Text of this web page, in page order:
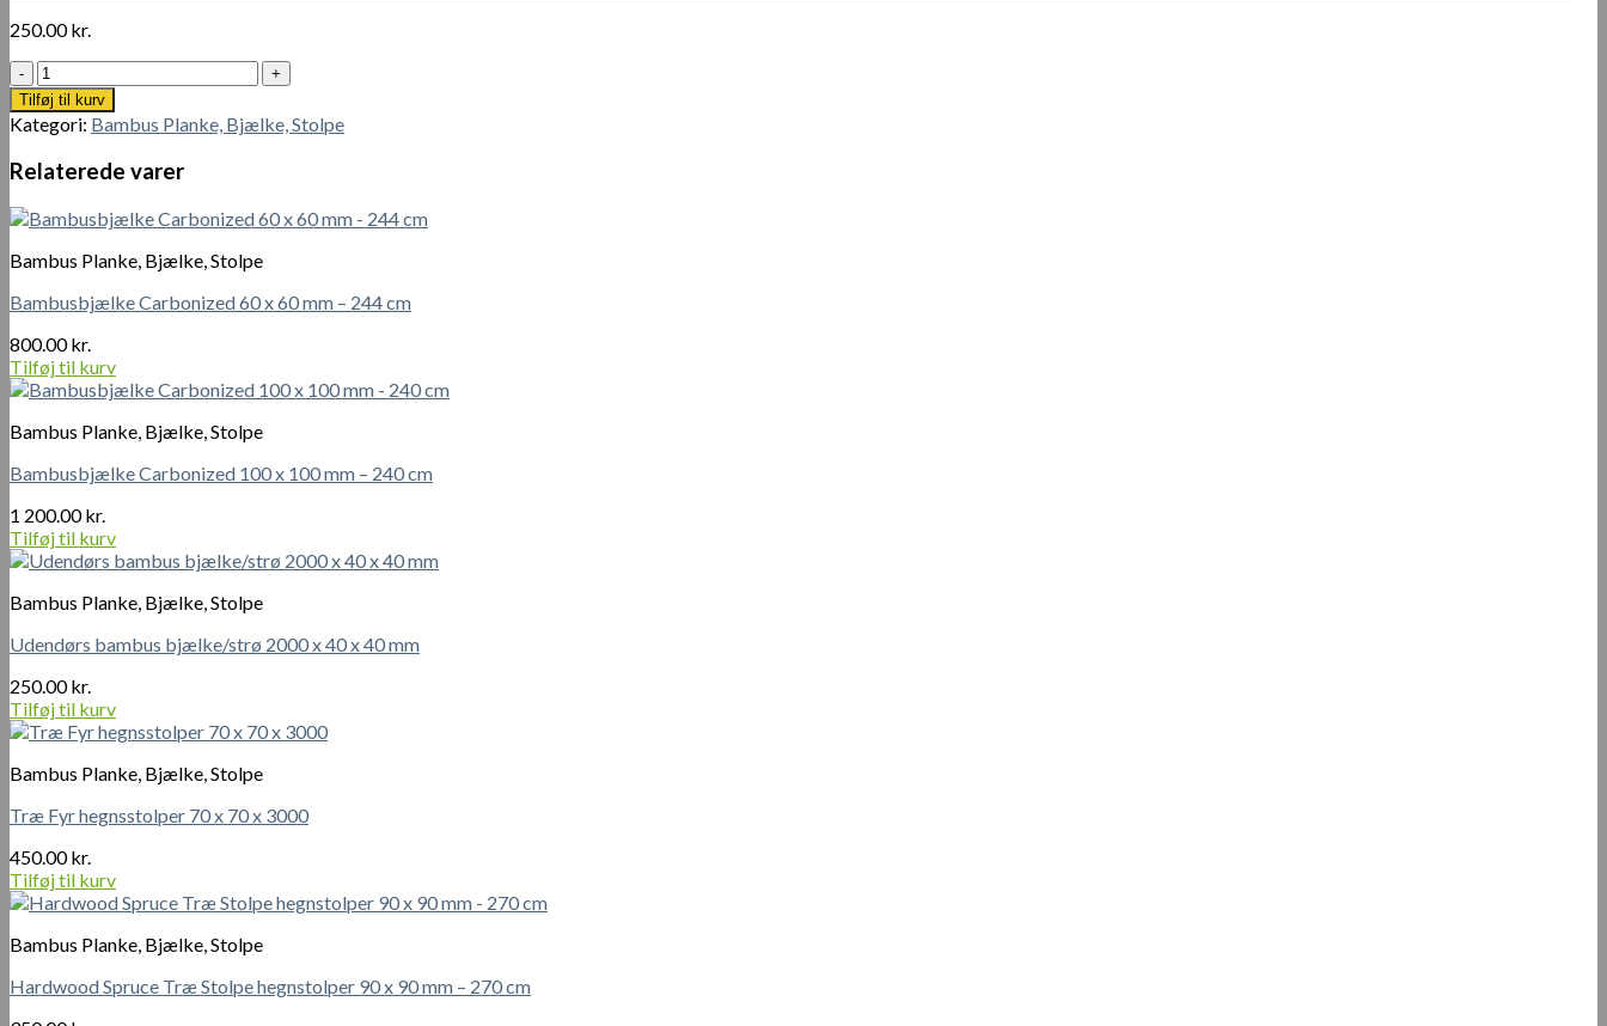
250.00kr.
Brunimprægneret
70
x
70
mm
–
cm
træstolpe
i
klasse
antal
Tilføj til kurv
Kategori: Bambus Planke, Bjælke, Stolpe
Relaterede varer
Bambus Planke, Bjælke, Stolpe
Bambusbjælke Carbonized 60 x 60 mm – 244 cm
800.00kr.
Tilføj til kurv
Bambus Planke, Bjælke, Stolpe
Bambusbjælke Carbonized 100 x 100 mm – 240 cm
1 200.00kr.
Tilføj til kurv
Bambus Planke, Bjælke, Stolpe
Udendørs bambus bjælke/strø 2000 x 40 x 40 mm
250.00kr.
Tilføj til kurv
Bambus Planke, Bjælke, Stolpe
Træ Fyr hegnsstolper 70 x 70 x 3000
450.00kr.
Tilføj til kurv
Bambus Planke, Bjælke, Stolpe
Hardwood Spruce Træ Stolpe hegnstolper 90 x 90 mm – 270 cm